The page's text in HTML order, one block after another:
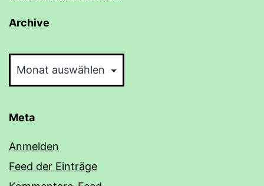
Archive
Meta
Anmelden
Feed der Einträge